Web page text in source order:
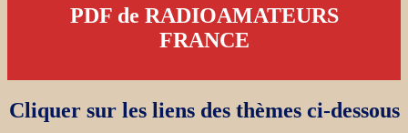
PDF de RADIOAMATEURS
FRANCE
Cliquer sur les liens des thèmes ci-dessous